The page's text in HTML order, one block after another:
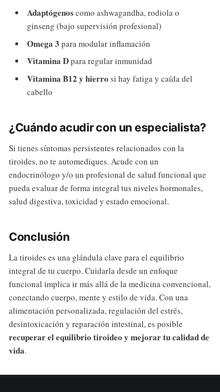
Adaptógenos como ashwagandha, rodiola o
ginseng (bajo supervisión profesional)
Omega 3 para modular inflamación
Vitamina Dpara regular inmunidad
Vitamina B12 y hierro si hay fatiga y caída del
cabello
¿Cuándo acudir con un especialista?
Si tienes síntomas persistentes relacionados con la
tiroides, no te automediques. Acude con un
endocrinólogo y/o un profesional de salud funcional que
pueda evaluar de forma integral tus niveles hormonales,
salud digestiva, toxicidad y estado emocional.
Conclusión
La tiroides es una glándula clave para el equilibrio
integral de tu cuerpo. Cuidarla desde un enfoque
funcional implica ir más allá de la medicina convencional,
conectando cuerpo, mente y estilo de vida. Con una
alimentación personalizada, regulación del estrés,
desintoxicación y reparación intestinal, es posible
recuperar el equilibrio tiroideo y mejorar tu calidad de
vida.